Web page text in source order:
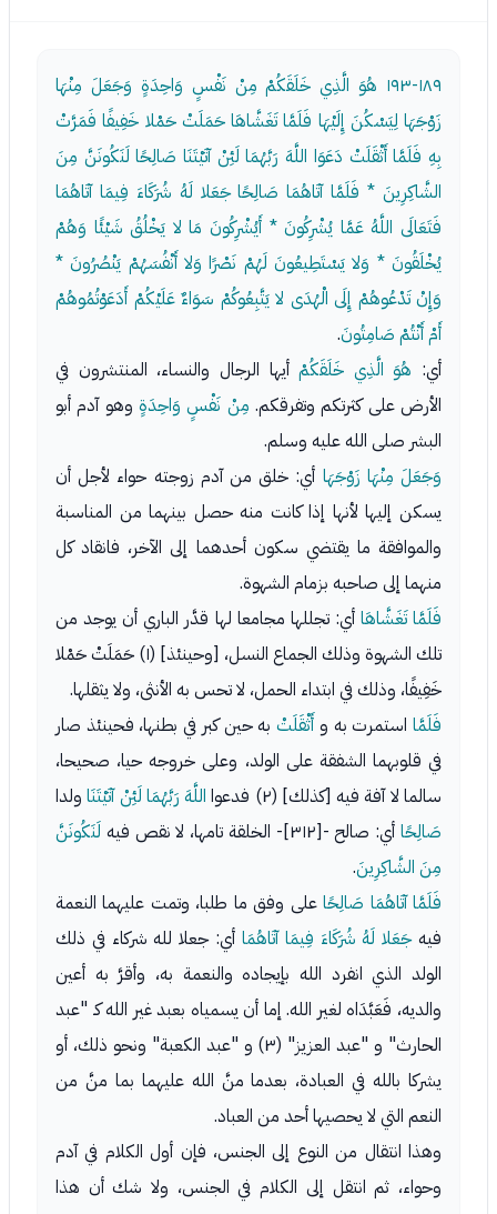
١٨٩-١٩٣
هُوَ الَّذِي خَلَقَكُمْ مِنْ نَفْسٍ وَاحِدَةٍ وَجَعَلَ مِنْهَا
زَوْجَهَا لِيَسْكُنَ إِلَيْهَا فَلَمَّا تَغَشَّاهَا حَمَلَتْ حَمْلا خَفِيفًا فَمَرَّتْ
بِهِ فَلَمَّا أَثْقَلَتْ دَعَوَا اللَّهَ رَبَّهُمَا لَئِنْ آتَيْتَنَا صَالِحًا لَنَكُونَنَّ مِنَ
الشَّاكِرِينَ * فَلَمَّا آتَاهُمَا صَالِحًا جَعَلا لَهُ شُرَكَاءَ فِيمَا آتَاهُمَا
فَتَعَالَى اللَّهُ عَمَّا يُشْرِكُونَ * أَيُشْرِكُونَ مَا لا يَخْلُقُ شَيْئًا وَهُمْ
يُخْلَقُونَ * وَلا يَسْتَطِيعُونَ لَهُمْ نَصْرًا وَلا أَنْفُسَهُمْ يَنْصُرُونَ *
وَإِنْ تَدْعُوهُمْ إِلَى الْهُدَى لا يَتَّبِعُوكُمْ سَوَاءٌ عَلَيْكُمْ أَدَعَوْتُمُوهُمْ
أَمْ أَنْتُمْ صَامِتُونَ.
أي: هُوَ الَّذِي خَلَقَكُمْأيها الرجال والنساء، المنتشرون في
الأرض على كثرتكم وتفرقكم. مِنْ نَفْسٍ وَاحِدَةٍ وهو آدم أبو
البشر صلى الله عليه وسلم.
وَجَعَلَ مِنْهَا زَوْجَهَا أي: خلق من آدم زوجته حواء لأجل أن
يسكن إليها لأنها إذا كانت منه حصل بينهما من المناسبة
والموافقة ما يقتضي سكون أحدهما إلى الآخر، فانقاد كل
منهما إلى صاحبه بزمام الشهوة.
فَلَمَّا تَغَشَّاهَا أي: تجللها مجامعا لها قدَّر الباري أن يوجد من
تلك الشهوة وذلك الجماع النسل، [وحينئذ] (١) حَمَلَتْ حَمْلا
خَفِيفًا، وذلك في ابتداء الحمل، لا تحس به الأنثى، ولا يثقلها.
فَلَمَّااستمرت به و أَثْقَلَتْ به حين كبر في بطنها، فحينئذ صار
في قلوبهما الشفقة على الولد، وعلى خروجه حيا، صحيحا،
سالما لا آفة فيه [كذلك] (٢) فدعوا
اللَّهَ رَبَّهُمَا لَئِنْ آتَيْتَنَاولدا
صَالِحًاأي: صالح -[٣١٢]- الخلقة تامها، لا نقص فيه
لَنَكُونَنَّ
مِنَ الشَّاكِرِينَ.
فَلَمَّا آتَاهُمَا صَالِحًاعلى وفق ما طلبا، وتمت عليهما النعمة
فيهجَعَلا لَهُ شُرَكَاءَ فِيمَا آتَاهُمَا أي: جعلا لله شركاء في ذلك
الولد الذي انفرد الله بإيجاده والنعمة به، وأقرَّ به أعين
والديه، فَعَبَّدَاه لغير الله. إما أن يسمياه بعبد غير الله كـ "عبد
الحارث" و "عبد العزيز" (٣) و "عبد الكعبة" ونحو ذلك، أو
يشركا بالله في العبادة، بعدما منَّ الله عليهما بما منَّ من
النعم التي لا يحصيها أحد من العباد.
وهذا انتقال من النوع إلى الجنس، فإن أول الكلام في آدم
وحواء، ثم انتقل إلى الكلام في الجنس، ولا شك أن هذا